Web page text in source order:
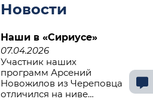
Новости
Наши в «Сириусе»
07.04.2026
Участник наших
программ Арсений
Новожилов из Череповца
отличился на ниве…